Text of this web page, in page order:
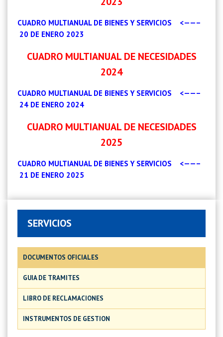
CUADRO MULTIANUAL DE BIENES Y SERVICIOS
<——–
20 DE ENERO 2023
CUADRO MULTIANUAL DE NECESIDADES
2024
CUADRO MULTIANUAL DE BIENES Y SERVICIOS
<——–
24 DE ENERO 2024
CUADRO MULTIANUAL DE NECESIDADES
2025
CUADRO MULTIANUAL DE BIENES Y SERVICIOS
<——–
21 DE ENERO 2025
SERVICIOS
DOCUMENTOS OFICIALES
GUIA DE TRAMITES
LIBRO DE RECLAMACIONES
INSTRUMENTOS DE GESTION